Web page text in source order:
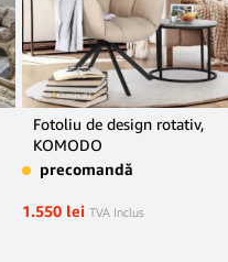
Fotoliu de design rotativ,
KOMODO
precomandă
1.550 lei TVA Inclus